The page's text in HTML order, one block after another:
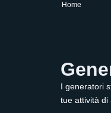
Home
I generatori
tue attività di